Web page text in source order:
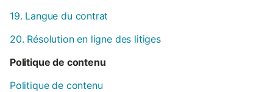
19. Langue du contrat
20. Résolution en ligne des litiges
Politique de contenu
Politique de contenu